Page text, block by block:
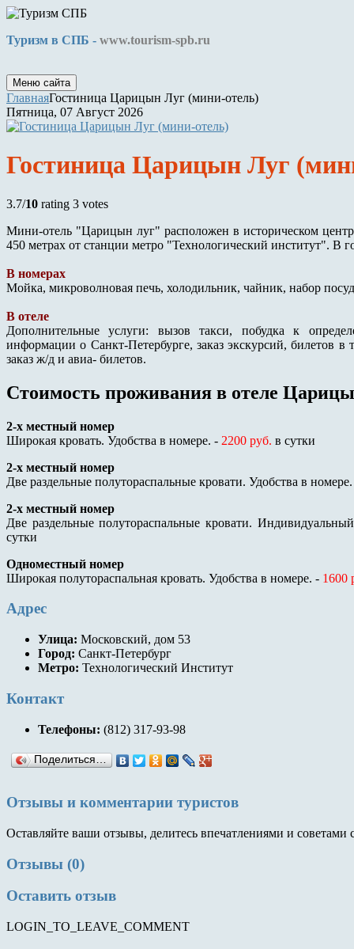
Туризм в СПБ - www.tourism-spb.ru
Меню сайта
ГлавнаяГостиница Царицын Луг (мини-отель)
Пятница, 07 Август 2026
Гостиница Царицын Луг
3.7/10 rating 3 votes
Мини-отель "Царицын луг" расположен в историческом
450 метрах от станции метро "Технологический институт". В
В номерах
Мойка, микроволновая печь, холодильник, чайник, набор
В отеле
Дополнительные услуги: вызов такси, побудка к
информации о Санкт-Петербурге, заказ экскурсий, билетов в
заказ ж/д и авиа- билетов.
Стоимость проживания в отеле
2-х местный номер
Широкая кровать. Удобства в номере. - 2200 руб. в сутки
2-х местный номер
Две раздельные полутораспальные кровати. Удобства в
2-х местный номер
Две раздельные полутораспальные кровати.
сутки
Одноместный номер
Широкая полутораспальная кровать. Удобства в номере. - 1600
Адрес
Улица: Московский, дом 53
Город: Санкт-Петербург
Метро: Технологический Институт
Контакт
Телефоны: (812) 317-93-98
Поделиться…
Отзывы и комментарии туристов
Оставляйте ваши отзывы, делитесь впечатлениями и советами
Отзывы (0)
Оставить отзыв
LOGIN_TO_LEAVE_COMMENT